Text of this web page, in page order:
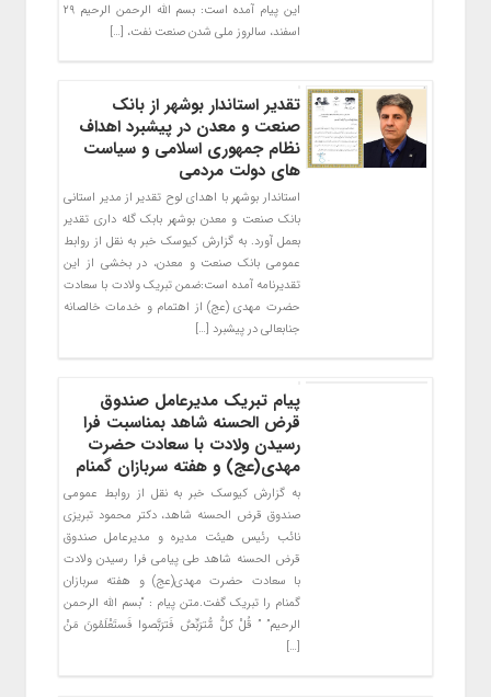
این پیام آمده است: بسم الله الرحمن الرحیم ۲۹
اسفند، سالروز ملی شدن صنعت نفت، […]
تقدیر استاندار بوشهر از بانک
صنعت و معدن در پیشبرد اهداف
نظام جمهوری اسلامی و سیاست
های دولت مردمی
استاندار بوشهر با اهدای لوح تقدیر از مدیر استانی
بانک صنعت و معدن بوشهر بابک گله داری تقدیر
بعمل آورد. به گزارش کیوسک خبر به نقل از روابط
عمومی بانک صنعت و معدن، در بخشی از این
تقدیرنامه آمده است:ضمن تبریک ولادت با سعادت
حضرت مهدی (عج) از اهتمام و خدمات خالصانه
جنابعالی در پیشبرد […]
پیام تبریک مدیرعامل صندوق
قرض الحسنه شاهد بمناسبت فرا
رسیدن ولادت با سعادت حضرت
مهدی(عج) و هفته سربازان گمنام
به گزارش کیوسک خبر به نقل از روابط عمومی
صندوق قرض الحسنه شاهد، دکتر محمود تبریزی
نائب رئیس هیئت مدیره و مدیرعامل صندوق
قرض الحسنه شاهد طی پیامی فرا رسیدن ولادت
با سعادت حضرت مهدی(عج) و هفته سربازان
گمنام را تبریک گفت.متن پیام : “بسم الله الرحمن
الرحیم” ” قُلْ کلُّ مُّترَبِّصٌ فَترَبَّصوا فَستَعْلَمُونَ مَنْ
[…]